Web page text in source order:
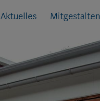
Aktuelles Mitgestalten